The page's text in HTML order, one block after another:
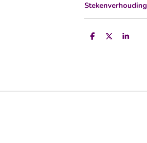
Stekenverhouding
D
D
S